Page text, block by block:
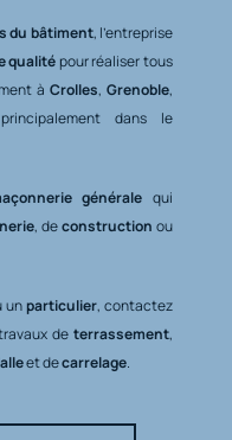
du bâtiment, l’entreprise
qualitépour réaliser tous
àCrolles,Grenoble,
dans le
générale qui
, deconstruction ou
unparticulier, contactez
deterrassement,
et decarrelage.